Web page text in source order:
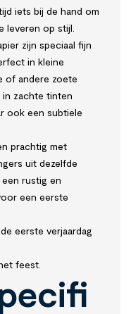
iets bij de hand om
leveren op stijl.
zijn speciaal fijn
in kleine
of andere zoete
in zachte tinten
ook een subtiele
prachtig met
uit dezelfde
rustig en
een eerste
eerste verjaardag
feest.